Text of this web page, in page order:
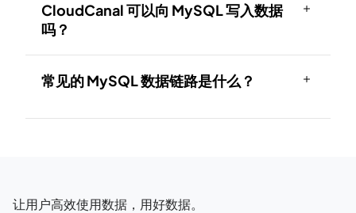
CloudCanal 可以向 MySQL 写入数据
吗？
常见的 MySQL 数据链路是什么？
让用户高效使用数据，用好数据。